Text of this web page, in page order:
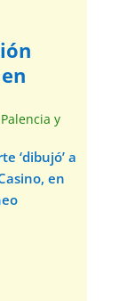
Palencia y
‘dibujó’ a
en